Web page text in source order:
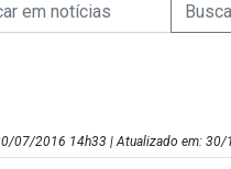
de Busca de
07/2016 14h33 | Atualizado em: